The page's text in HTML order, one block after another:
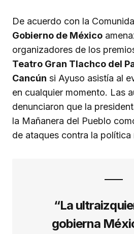
De acuerdo con la
Gobierno de México
organizadores de los
Teatro Gran Tlachco del
Cancún si Ayuso asistía al
en cualquier momento. Las
denunciaron que la
la Mañanera del Pueblo
de ataques contra la política
“La
gobierna